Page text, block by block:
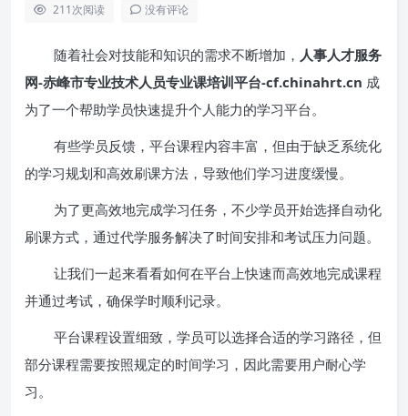
211次阅读 没有评论
随着社会对技能和知识的需求不断增加， 人事人才服务
网-赤峰市专业技术人员专业课培训平台-cf.chinahrt.cn 成
为了一个帮助学员快速提升个人能力的学习平台。
有些学员反馈，平台课程内容丰富，但由于缺乏系统化
的学习规划和高效刷课方法，导致他们学习进度缓慢。
为了更高效地完成学习任务，不少学员开始选择自动化
刷课方式，通过代学服务解决了时间安排和考试压力问题。
让我们一起来看看如何在平台上快速而高效地完成课程
并通过考试，确保学时顺利记录。
平台课程设置细致，学员可以选择合适的学习路径，但
部分课程需要按照规定的时间学习，因此需要用户耐心学
习。